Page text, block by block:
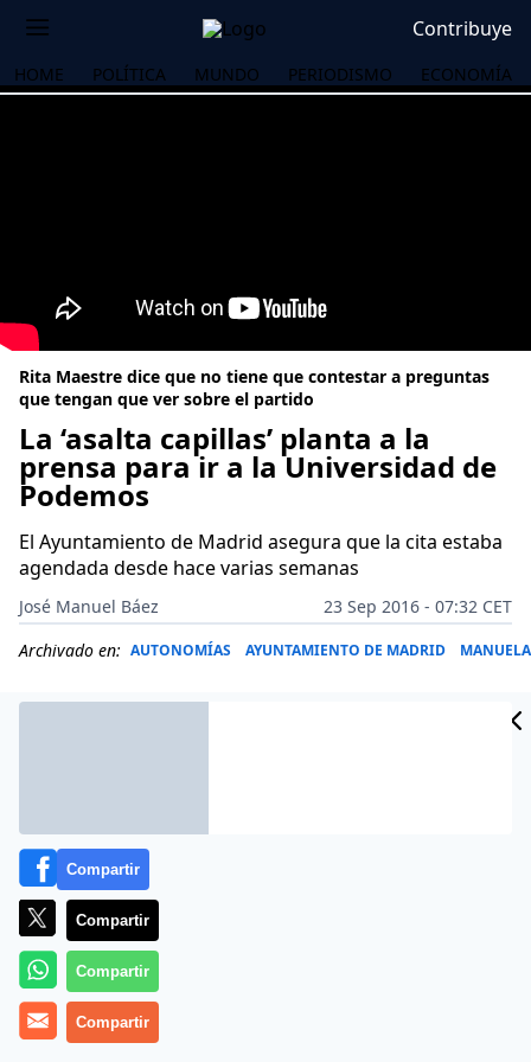
Contribuye
HOME POLÍTICA MUNDO PERIODISMO ECONOMÍA
Rita Maestre dice que no tiene que contestar a preguntas
que tengan que ver sobre el partido
La ‘asalta capillas’ planta a la
prensa para ir a la Universidad de
Podemos
El Ayuntamiento de Madrid asegura que la cita estaba
agendada desde hace varias semanas
José Manuel Báez
23 Sep 2016 - 07:32 CET
Archivado en: AUTONOMÍAS AYUNTAMIENTO DE MADRID
El partido antes que la obligación. Y no, no se trata de
Compartir
Compartir
Compartir
Compartir